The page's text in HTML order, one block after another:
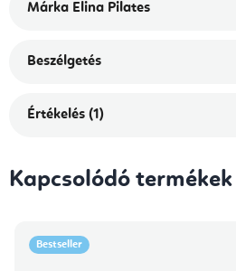
Márka Elina Pilates
Beszélgetés
Értékelés (1)
Kapcsolódó termékek
Bestseller